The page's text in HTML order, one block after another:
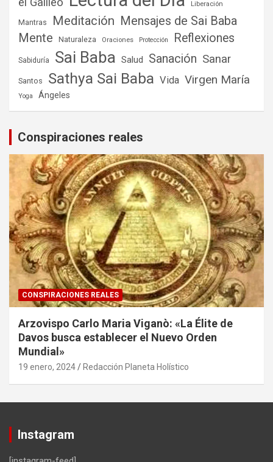
Liberación
Mantras Meditación Mensajes de Sai Baba
Mente
Naturaleza Oraciones Protección Reflexiones
Sabiduría Sai Baba Salud Sanación Sanar
Santos Sathya Sai Baba Vida Virgen María
Yoga Ángeles
Conspiraciones reales
CONSPIRACIONES REALES
Arzovispo Carlo Maria Viganò: «La Élite de
Davos busca establecer el Nuevo Orden
Mundial»
19 enero, 2024 Redacción Planeta Holístico
Instagram